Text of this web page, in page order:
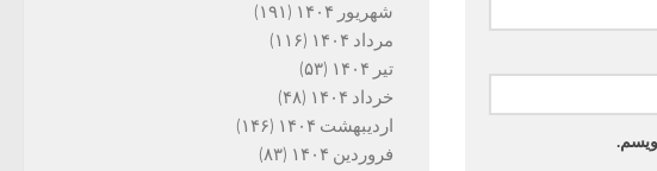
شهریور ۱۴۰۴
(۱۹۱)
مرداد ۱۴۰۴
(۱۱۶)
تیر ۱۴۰۴
(۵۳)
خرداد ۱۴۰۴
(۴۸)
اردیبهشت ۱۴۰۴
(۱۴۶)
فروردین ۱۴۰۴
(۸۳)